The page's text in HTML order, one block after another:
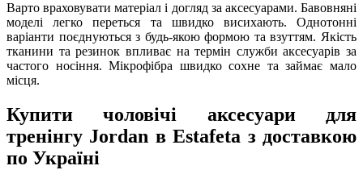
Варто враховувати матеріал і догляд за аксесуарами. Бавовняні
моделі легко переться та швидко висихають. Однотонні
варіанти поєднуються з будь-якою формою та взуттям. Якість
тканини та резинок впливає на термін служби аксесуарів за
частого носіння. Мікрофібра швидко сохне та займає мало
місця.
Купити чоловічі аксесуари для
тренінгу Jordan в Estafeta з доставкою
по Україні